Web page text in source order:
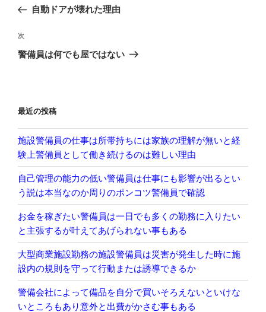
ナ
ビ
ゲ
ン
の
稿
自動ドアが壊れた理由
次
の
次
警備員は何でも屋ではない
最近の投稿
施設警備員の仕事は所帯持ちには家族の理解が無いと経
験上警備員として働き続けるのは難しい理由
自己管理の能力の低い警備員は仕事にも影響が出るとい
う説は本当なのか周りのポンコツ警備員で確認
お金を稼ぎたい警備員は一日でも多くの勤務に入りたい
と主張するが叶えてあげられない事もある
大型商業施設勤務の施設警備員は災害が発生した時に施
設内の規則を守って行動または誘導できるか
警備会社によって備品を自分で買いそろえないといけな
いところもあり意外と出費がかさむ事もある